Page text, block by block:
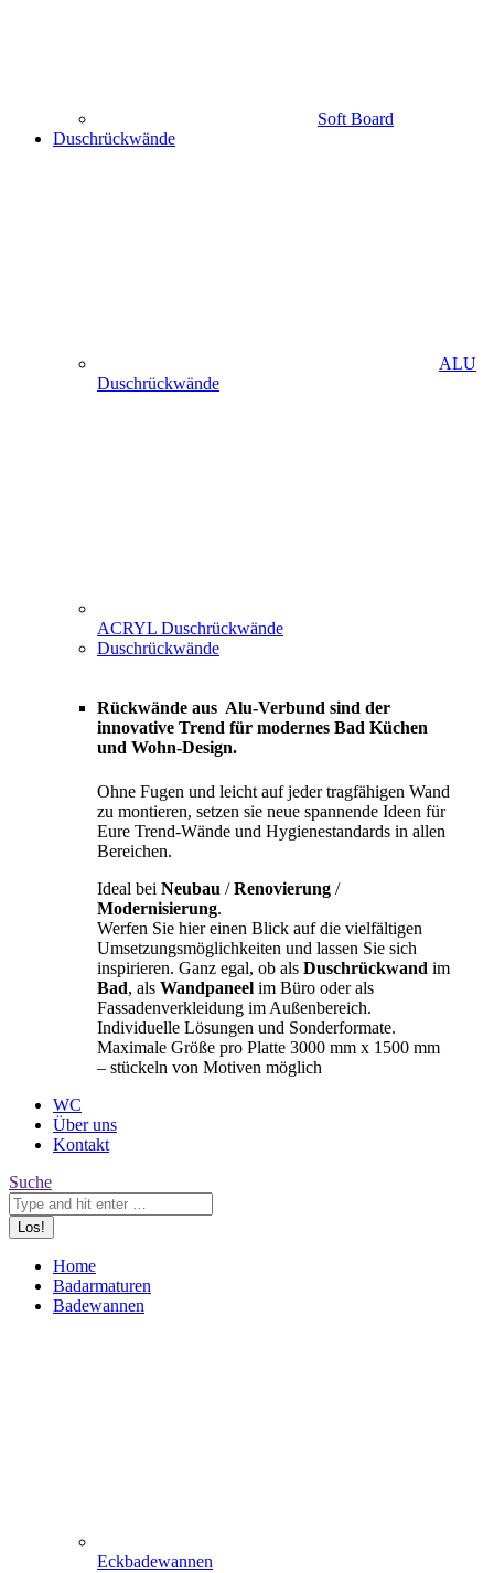
Soft Board
Duschrückwände
ALU
Duschrückwände
ACRYL Duschrückwände
Duschrückwände
Rückwände aus Alu-Verbund sind der
innovative Trend für modernes Bad Küchen
und Wohn-Design.
Ohne Fugen und leicht auf jeder tragfähigen Wand
zu montieren, setzen sie neue spannende Ideen für
Eure Trend-Wände und Hygienestandards in allen
Bereichen.
Ideal bei Neubau /Renovierung /
Modernisierung.
Werfen Sie hier einen Blick auf die vielfältigen
Umsetzungsmöglichkeiten und lassen Sie sich
inspirieren. Ganz egal, ob als Duschrückwand im
Bad, als Wandpaneel im Büro oder als
Fassadenverkleidung im Außenbereich.
Individuelle Lösungen und Sonderformate.
Maximale Größe pro Platte 3000 mm x 1500 mm
– stückeln von Motiven möglich
WC
Über uns
Kontakt
Search:
Suche
Home
Badarmaturen
Badewannen
Eckbadewannen